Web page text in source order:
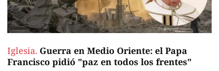
Iglesia. Guerra en Medio Oriente: el Papa
Francisco pidió "paz en todos los frentes"